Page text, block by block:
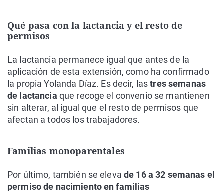
Qué pasa con la lactancia y el resto de
permisos
La lactancia permanece igual que antes de la
aplicación de esta extensión, como ha confirmado
la propia Yolanda Díaz. Es decir, lastres semanas
de lactancia que recoge el convenio se mantienen
sin alterar, al igual que el resto de permisos que
afectan a todos los trabajadores.
Familias monoparentales
Por último, también se elevade 16 a 32 semanas el
permiso de nacimiento en familias